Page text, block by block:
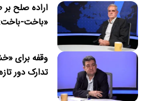
اراده صلح
«باخت-
وقفه برای
تدارک دور